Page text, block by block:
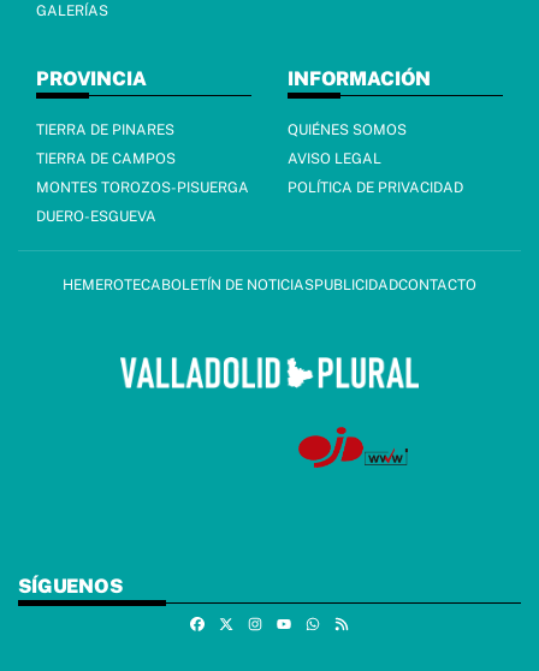
GALERÍAS
PROVINCIA
TIERRA DE PINARES
TIERRA DE CAMPOS
MONTES TOROZOS-PISUERGA
DUERO-ESGUEVA
INFORMACIÓN
QUIÉNES SOMOS
AVISO LEGAL
POLÍTICA DE PRIVACIDAD
HEMEROTECABOLETÍN DE NOTICIASPUBLICIDADCONTACTO
SÍGUENOS
FacebookInstagramWhatsapp